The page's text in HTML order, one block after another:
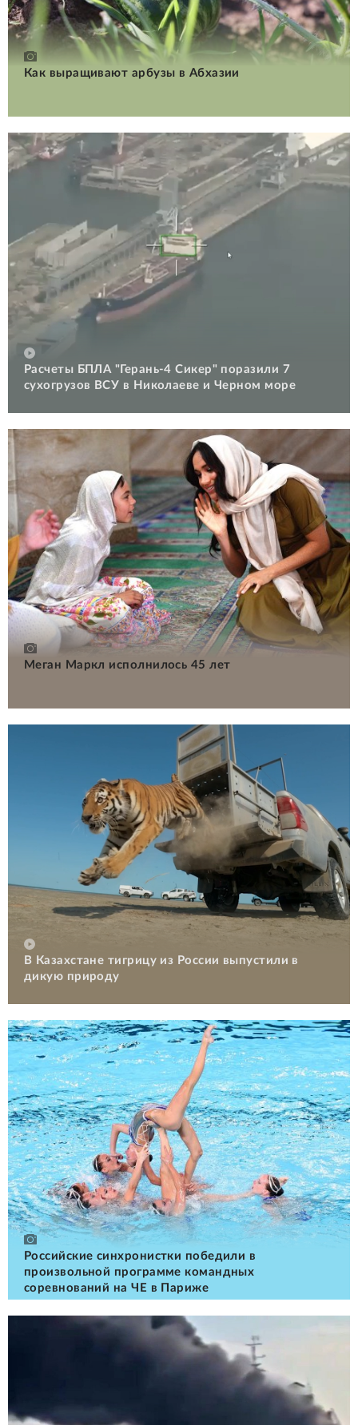
Как выращивают арбузы в Абхазии
Расчеты БПЛА "Герань-4 Сикер" поразили 7
сухогрузов ВСУ в Николаеве и Черном море
Меган Маркл исполнилось 45 лет
В Казахстане тигрицу из России выпустили в
дикую природу
Российские cинхронистки победили в
произвольной программе командных
соревнований на ЧЕ в Париже